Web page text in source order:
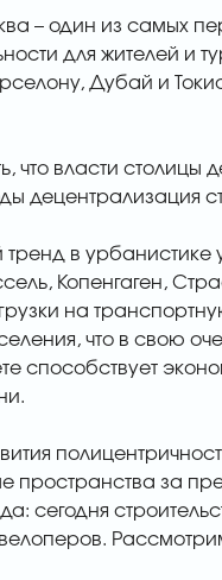
– один из самых
для жителей и
Дубай и
что власти
децентрализация
тренд в
Копенгаген,
на
что в свою
способствует
пространства за
сегодня